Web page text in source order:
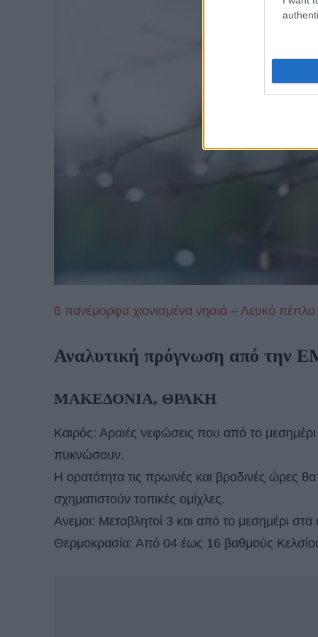
6 πανέμορφα χιονισμένα νησιά – Λευκό πέπλο
Αναλυτική πρόγνωση από την
ΜΑΚΕΔΟΝΙΑ, ΘΡΑΚΗ
Καιρός: Αραιές νεφώσεις που από το
πυκνώσουν.
Η ορατότητα τις πρωινές και βραδινές ώρες
σχηματιστούν τοπικές ομίχλες.
Ανεμοι: Μεταβλητοί 3 και από το μεσημέρι στα
Θερμοκρασία: Από 04 έως 16 βαθμούς